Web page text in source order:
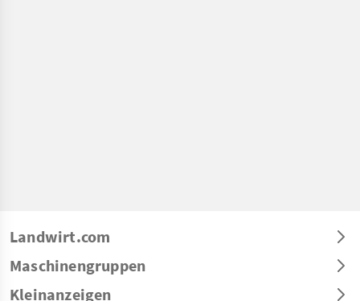
Landwirt.com
Maschinengruppen
Kleinanzeigen